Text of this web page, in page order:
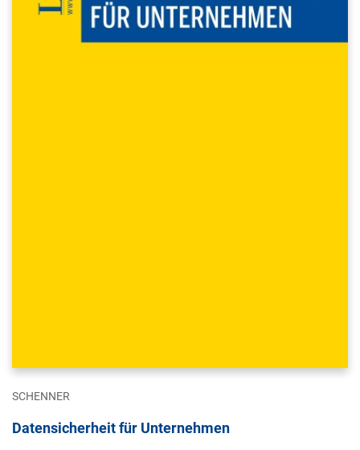
SCHENNER
Datensicherheit für Unternehmen